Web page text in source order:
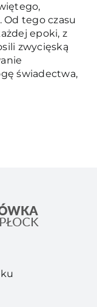
Od tego czasu
epoki, z
zwycięską
świadectwa,